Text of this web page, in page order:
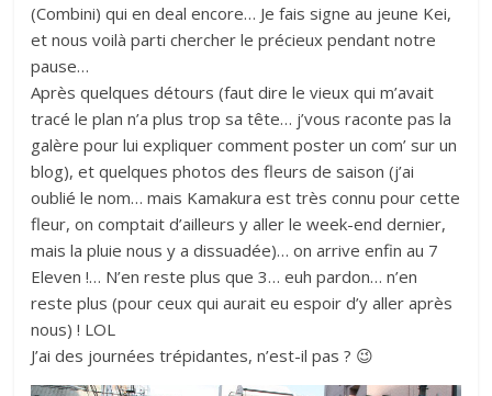
(Combini) qui en deal encore… Je fais signe au jeune Kei,
et nous voilà parti chercher le précieux pendant notre
pause…
Après quelques détours (faut dire le vieux qui m’avait
tracé le plan n’a plus trop sa tête… j’vous raconte pas la
galère pour lui expliquer comment poster un com’ sur un
blog), et quelques photos des fleurs de saison (j’ai
oublié le nom… mais Kamakura est très connu pour cette
fleur, on comptait d’ailleurs y aller le week-end dernier,
mais la pluie nous y a dissuadée)… on arrive enfin au 7
Eleven !… N’en reste plus que 3… euh pardon… n’en
reste plus (pour ceux qui aurait eu espoir d’y aller après
nous) ! LOL
J’ai des journées trépidantes, n’est-il pas ? 😉